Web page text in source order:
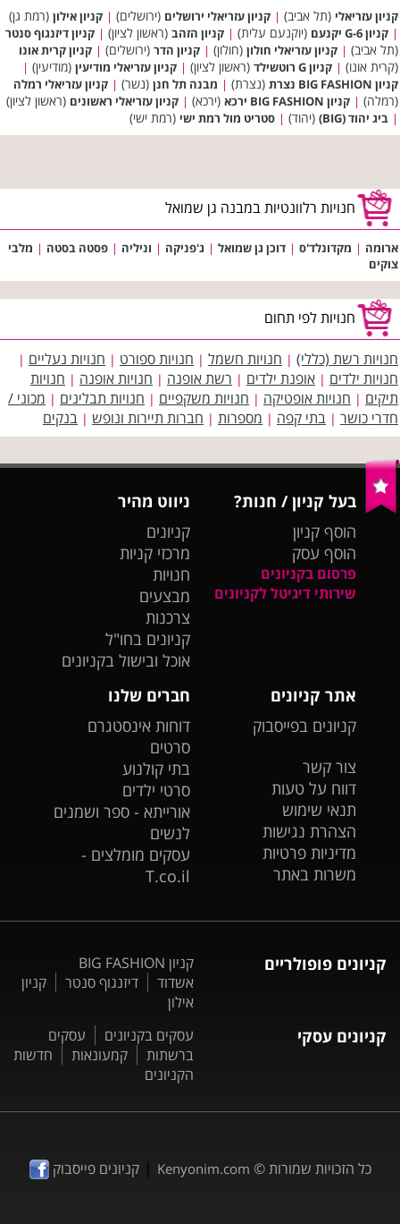
קניון עזריאלי (תל אביב) | קניון עזריאלי ירושלים (ירושלים) | קניון אילון (רמת גן)
| קניון G-6 יקנעם (יוקנעם עלית) | קניון הזהב (ראשון לציון) | קניון דיזנגוף סנטר
(תל אביב) | קניון עזריאלי חולון (חולון) | קניון הדר (ירושלים) | קניון קרית אונו
(קרית אונו) | קניון G רוטשילד (ראשון לציון) | קניון עזריאלי מודיעין (מודיעין) |
קניון BIG FASHION נצרת
(נצרת) | מבנה תל חנן (נשר) | קניון עזריאלי רמלה
(רמלה) | קניון BIG FASHION ירכא (ירכא) | קניון עזריאלי ראשונים (ראשון לציון)
| ביג יהוד (BIG) (יהוד) | סטריט מול רמת ישי (רמת ישי)
חנויות רלוונטיות במבנה גן שמואל
ארומה | מקדונלד'ס | דוכן גן שמואל | ג'פניקה | וניליה | פסטה בסטה | מלבי
צוקים
חנויות לפי תחום
חנויות רשת (כללי) | חנויות חשמל | חנויות ספורט | חנויות נעליים |
חנויות ילדים | אופנת ילדים | רשת אופנה | חנויות אופנה | חנויות
תיקים | חנויות אופטיקה | חנויות משקפיים | חנויות תבלינים | מכוני /
חדרי כושר | בתי קפה | מספרות | חברות תיירות ונופש | בנקים
בעל קניון / חנות?
הוסף קניון
הוסף עסק
פרסום בקניונים
שירותי דיגיטל לקניונים
ניווט מהיר
קניונים
מרכזי קניות
חנויות
מבצעים
צרכנות
קניונים בחו"ל
אוכל ובישול בקניונים
אתר קניונים
קניונים בפייסבוק
צור קשר
דווח על טעות
תנאי שימוש
הצהרת נגישות
מדיניות פרטיות
משרות באתר
חברים שלנו
דוחות אינסטגרם
סרטים
בתי קולנוע
סרטי ילדים
אורייתא - ספר ושמנים
לנשים
עסקים מומלצים -
T.co.il
קניונים פופולריים
קניון BIG FASHION
אשדוד
דיזנגוף סנטר
קניון
אילון
קניונים עסקי עסקים בקניונים
עסקים
ברשתות
קמעונאות
חדשות
הקניונים
כל הזכויות שמורות © Kenyonim.com
|קניונים פייסבוק